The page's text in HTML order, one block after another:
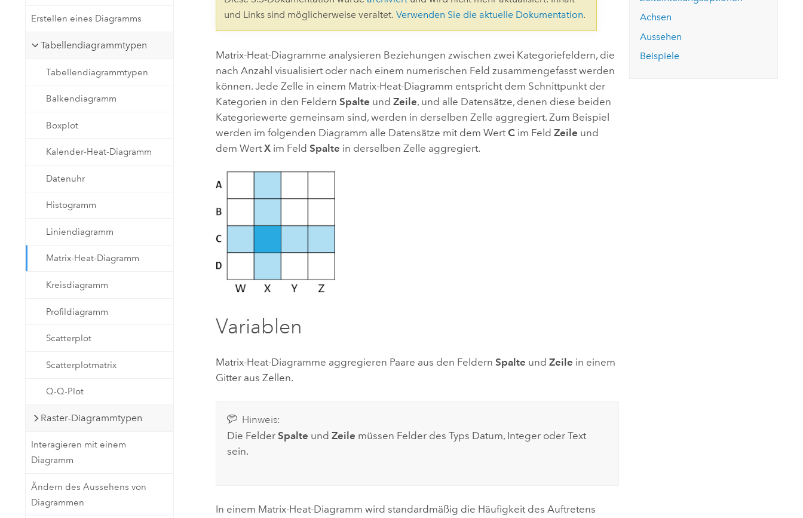
Developer-Technologie
die Kartenerstellung und
aktivieren Sie eine kostenfreie Testversion.
Natürliche Ressourcen
Alle Branchen
Umgebungen.
Den Kurs erkunden
Geoinformationen
Alle Storys
Die Story lesen
Erstellen eines Diagramms
Tabellendiagrammtypen
Tabellendiagrammtypen
Balkendiagramm
Boxplot
Kalender-Heat-Diagramm
Datenuhr
Histogramm
Liniendiagramm
Matrix-Heat-Diagramm
Kreisdiagramm
Profildiagramm
Scatterplot
Scatterplotmatrix
Q-Q-Plot
Raster-Diagrammtypen
Interagieren mit einem
Diagramm
Ändern des Aussehens von
Diagrammen
und Links sind möglicherweise veraltet.Verwenden Sie die aktuelle Dokumentation.
Matrix-Heat-Diagramme analysieren Beziehungen zwischen zwei Kategoriefeldern, die
nach Anzahl visualisiert oder nach einem numerischen Feld zusammengefasst werden
können. Jede Zelle in einem Matrix-Heat-Diagramm entspricht dem Schnittpunkt der
Kategorien in den FeldernSpalte undZeile, und alle Datensätze, denen diese beiden
Kategoriewerte gemeinsam sind, werden in derselben Zelle aggregiert. Zum Beispiel
werden im folgenden Diagramm alle Datensätze mit dem WertC im FeldZeile und
dem WertX im FeldSpalte in derselben Zelle aggregiert.
Variablen
Matrix-Heat-Diagramme aggregieren Paare aus den FeldernSpalte undZeile in einem
Gitter aus Zellen.
Hinweis:
Die Felder Spalte und Zeile müssen Felder des Typs Datum, Integer oder Text
sein.
In einem Matrix-Heat-Diagramm wird standardmäßig die Häufigkeit des Auftretens
Achsen
Aussehen
Beispiele